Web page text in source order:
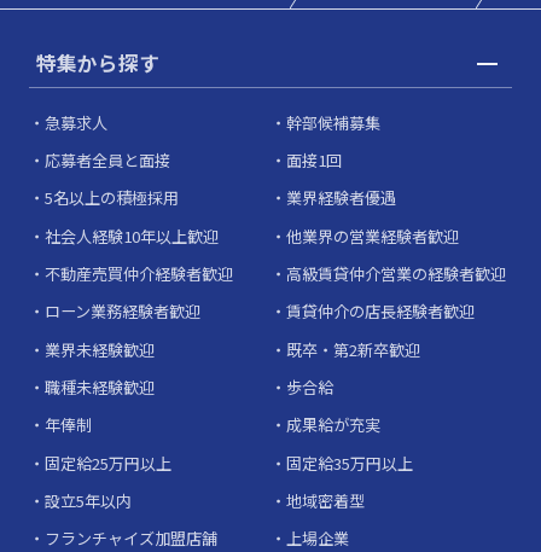
特集から探す
急募求人
幹部候補募集
応募者全員と面接
面接1回
5名以上の積極採用
業界経験者優遇
社会人経験10年以上歓迎
他業界の営業経験者歓迎
不動産売買仲介経験者歓迎
高級賃貸仲介営業の経験者歓迎
ローン業務経験者歓迎
賃貸仲介の店長経験者歓迎
業界未経験歓迎
既卒・第2新卒歓迎
職種未経験歓迎
歩合給
年俸制
成果給が充実
固定給25万円以上
固定給35万円以上
設立5年以内
地域密着型
フランチャイズ加盟店舗
上場企業